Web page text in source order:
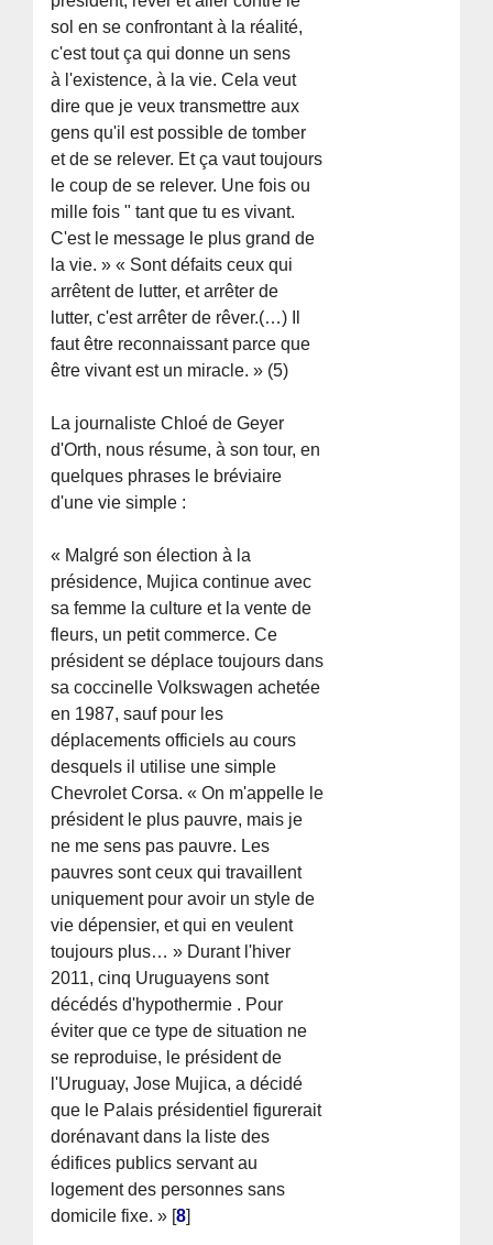
sol en se confrontant à la réalité,
c'est tout ça qui donne un sens
à l'existence, à la vie. Cela veut
dire que je veux transmettre aux
gens qu'il est possible de tomber
et de se relever. Et ça vaut toujours
le coup de se relever. Une fois ou
mille fois " tant que tu es vivant.
C'est le message le plus grand de
la vie. » « Sont défaits ceux qui
arrêtent de lutter, et arrêter de
lutter, c'est arrêter de rêver.(…) Il
faut être reconnaissant parce que
être vivant est un miracle. » (5)
La journaliste Chloé de Geyer
d'Orth, nous résume, à son tour, en
quelques phrases le bréviaire
d'une vie simple :
« Malgré son élection à la
présidence, Mujica continue avec
sa femme la culture et la vente de
fleurs, un petit commerce. Ce
président se déplace toujours dans
sa coccinelle Volkswagen achetée
en 1987, sauf pour les
déplacements officiels au cours
desquels il utilise une simple
Chevrolet Corsa. « On m'appelle le
président le plus pauvre, mais je
ne me sens pas pauvre. Les
pauvres sont ceux qui travaillent
uniquement pour avoir un style de
vie dépensier, et qui en veulent
toujours plus… » Durant l'hiver
2011, cinq Uruguayens sont
décédés d'hypothermie . Pour
éviter que ce type de situation ne
se reproduise, le président de
l'Uruguay, Jose Mujica, a décidé
que le Palais présidentiel figurerait
dorénavant dans la liste des
édifices publics servant au
logement des personnes sans
domicile fixe. » [8]